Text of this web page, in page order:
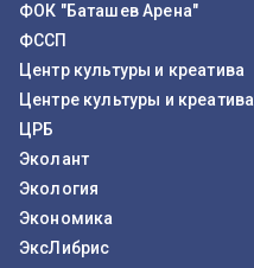
ФОК "Баташев Арена"
ФССП
Центр культуры и креатива
Центре культуры и креатива
ЦРБ
Эколант
Экология
Экономика
ЭксЛибрис